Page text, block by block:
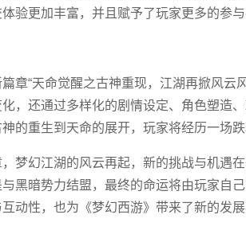
验更加丰富，并且赋予了玩家更多的参与
篇章“天命觉醒之古神重现，江湖再掀风云
，还通过多样化的剧情设定、角色塑造
的重生到天命的展开，玩家将经历一场跌
梦幻江湖的风云再起，新的挑战与机遇
黑暗势力结盟，最终的命运将由玩家自
动性，也为《梦幻西游》带来了新的发